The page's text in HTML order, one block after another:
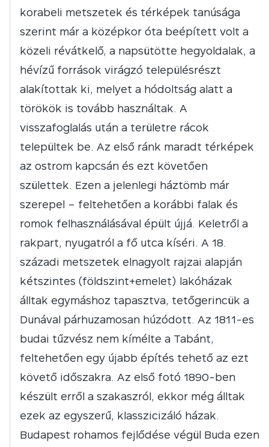
korabeli metszetek és térképek tanúsága
szerint már a középkor óta beépített volt a
közeli révátkelő, a napsütötte hegyoldalak, a
hévízű források virágzó településrészt
alakítottak ki, melyet a hódoltság alatt a
törökök is tovább használtak. A
visszafoglalás után a területre rácok
települtek be. Az első ránk maradt térképek
az ostrom kapcsán és ezt követően
születtek. Ezen a jelenlegi háztömb már
szerepel – feltehetően a korábbi falak és
romok felhasználásával épült újjá. Keletről a
rakpart, nyugatról a fő utca kíséri. A 18.
századi metszetek elnagyolt rajzai alapján
kétszintes (földszint+emelet) lakóházak
álltak egymáshoz tapasztva, tetőgerincük a
Dunával párhuzamosan húzódott. Az 1811-es
budai tűzvész nem kímélte a Tabánt,
feltehetően egy újabb építés tehető az ezt
követő időszakra. Az első fotó 1890-ben
készült erről a szakaszról, ekkor még álltak
ezek az egyszerű, klasszicizáló házak.
Budapest rohamos fejlődése végül Buda ezen